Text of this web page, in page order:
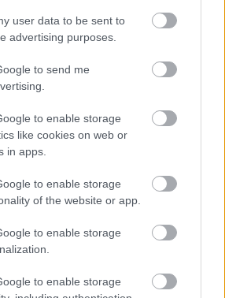
user data to be sent to
advertising purposes.
to send me
to enable storage
like cookies on web or
in apps.
to enable storage
of the website or app.
to enable storage
to enable storage
annak érdekében,
jövőben az ilyen felkeléseket.
először 2013-ban az
nevezett ki 30 nőt a Súra
monarchikus berendezkedésű
konzultációs testület
a jelenlegi király bevezette,
2015-ös helyhatósági
szavazhassanak és
Az egyik nagyvárosban,
le is mondott a tisztségről.
itt is a nemek szegregációja
ami kérdésessé tenné